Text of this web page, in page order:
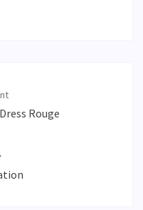
Rouge